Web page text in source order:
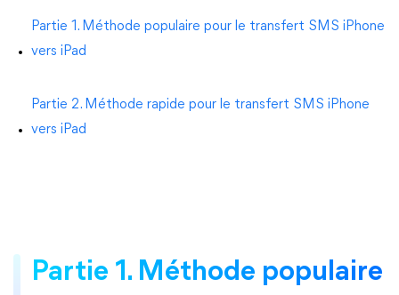
Partie 1. Méthode populaire pour le transfert SMS iPhone
vers iPad
Partie 2. Méthode rapide pour le transfert SMS iPhone
vers iPad
Partie 1. Méthode populaire